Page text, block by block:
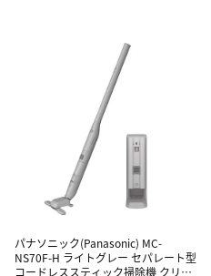
パナソニック(Panasonic) MC-
NS70F-H ライトグレー セパレート型
コードレススティック掃除機 クリー